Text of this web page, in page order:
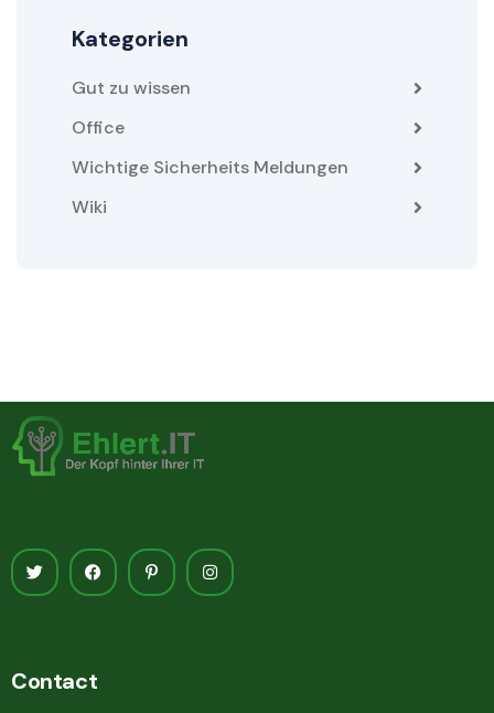
Kategorien
Gut zu wissen
Office
Wichtige Sicherheits Meldungen
Wiki
Contact